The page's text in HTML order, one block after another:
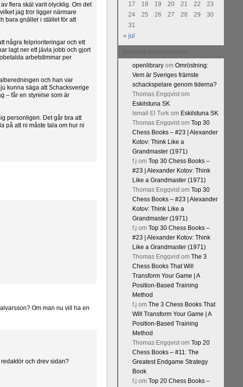
flera skäl varit olycklig. Om det
jag tror ligger närmare
bara gnäller i stället för att
några felprioriteringar och ett
lagt ner ett jävla jobb och gjort
arbetstimmar per
och han var
kunna säga att Schacksverige
– får en styrelse som är
personligen. Det går bra att
på att ni måste tala om hur ni
Om man nu vill ha en
och drev sidan?
17
18 19 20 21 22
23
24
25 26 27 28 29
30
31
« jul
openlibraryom Omröstning:
Vem är Sveriges främste
schackspelare genom tiderna?
Thomas Engqvistom
Eskilstuna SK
Ismail El Turkom Eskilstuna SK
Thomas Engqvistom Top 30
Chess Books – #23 | Alexander
Kotov: Think Like a
Grandmaster (1971)
f.j om Top 30 Chess Books –
#23 | Alexander Kotov: Think
Like a Grandmaster (1971)
Thomas Engqvistom Top 30
Chess Books – #23 | Alexander
Kotov: Think Like a
Grandmaster (1971)
f.j om Top 30 Chess Books –
#23 | Alexander Kotov: Think
Like a Grandmaster (1971)
Thomas Engqvistom The 3
Chess Books That Will
Transform Your Game | A
Position-Based Training
Method
f.j om The 3 Chess Books That
Will Transform Your Game | A
Position-Based Training
Method
Thomas Engqvistom Top 20
Chess Books – #11: The
Greatest Endgame Strategy
Book
f.j om Top 20 Chess Books –